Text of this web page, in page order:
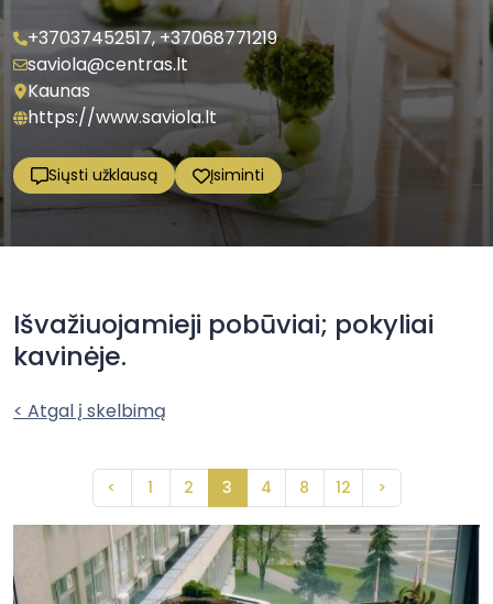
+37037452517,+37068771219
saviola@centras.lt
Kaunas
https://www.saviola.lt
Siųsti užklausą Įsiminti
Išvažiuojamieji pobūviai; pokyliai
kavinėje.
< Atgal į skelbimą
< 1 2 3 4 8 12 >